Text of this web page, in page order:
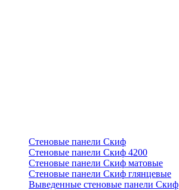
Стеновые панели Скиф
Стеновые панели Скиф 4200
Стеновые панели Скиф матовые
Стеновые панели Скиф глянцевые
Выведенные стеновые панели Скиф